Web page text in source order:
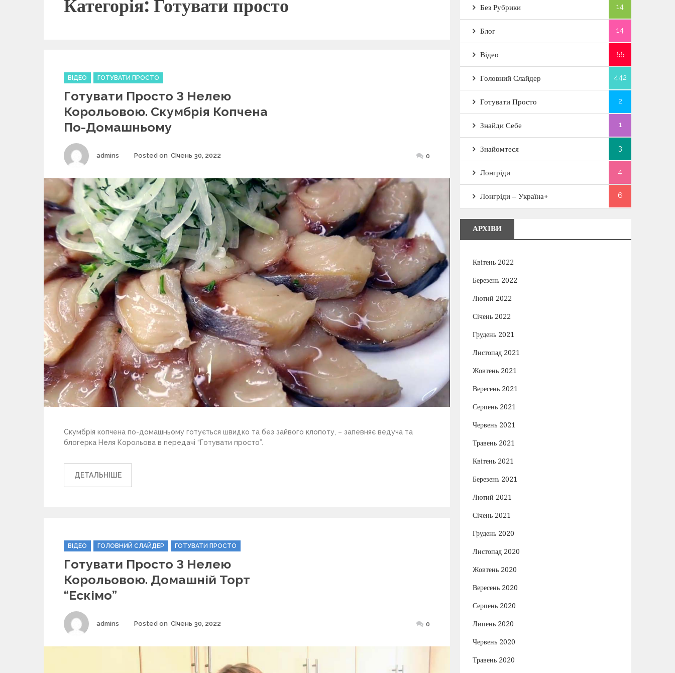
Категорія: Готувати просто
C
a
e
g
i
e
ВІДЕО ГОТУВАТИ ПРОСТО
Готувати Просто З Нелею
Корольовою. Скумбрія Копчена
По-Домашньому
Author
admins Posted on Січень 30, 2022 0
Скумбрія копчена по-домашньому готується швидко та без зайвого клопоту, – запевняє ведуча та
блогерка Неля Корольова в передачі “Готувати просто”.
ДЕТАЛЬНІШЕ
C
a
e
g
o
i
e
ВІДЕО ГОЛОВНИЙ СЛАЙДЕР ГОТУВАТИ ПРОСТО
Готувати Просто З Нелею
Корольовою. Домашній Торт
“Ескімо”
Author
admins Posted on Січень 30, 2022 0
Без Рубрики 14
Блог 14
Відео 55
Головний Слайдер 442
Готувати Просто 2
Знайди Себе 1
Знайомтеся 3
Лонгріди 4
Лонгріди – Україна+ 6
АРХІВИ
Квітень 2022
Березень 2022
Лютий 2022
Січень 2022
Грудень 2021
Листопад 2021
Жовтень 2021
Вересень 2021
Серпень 2021
Червень 2021
Травень 2021
Квітень 2021
Березень 2021
Лютий 2021
Січень 2021
Грудень 2020
Листопад 2020
Жовтень 2020
Вересень 2020
Серпень 2020
Липень 2020
Червень 2020
Травень 2020